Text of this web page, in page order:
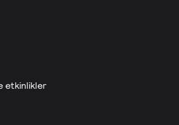
etkinlikler